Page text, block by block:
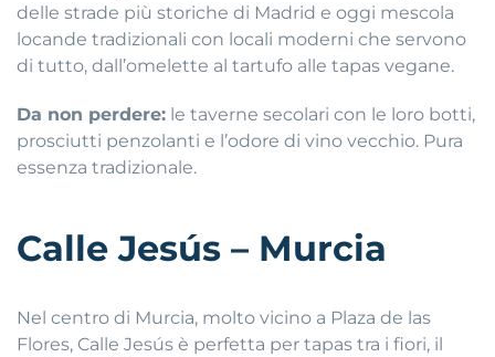
delle strade più storiche di Madrid e oggi mescola
locande tradizionali con locali moderni che servono
di tutto, dall’omelette al tartufo alle tapas vegane.
Da non perdere: le taverne secolari con le loro botti,
prosciutti penzolanti e l’odore di vino vecchio. Pura
essenza tradizionale.
Calle Jesús – Murcia
Nel centro di Murcia, molto vicino a Plaza de las
Flores, Calle Jesús è perfetta per tapas tra i fiori, il